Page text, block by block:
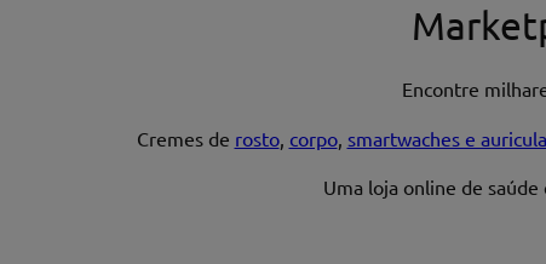
Encontre
Cremes de rosto, corpo, smartwaches e
Uma loja online de